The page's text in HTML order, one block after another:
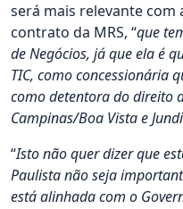
será mais relevante com
contrato da MRS, “que
de Negócios, já que ela é
TIC, como concessionária
como detentora do direito
Campinas/Boa Vista e
“Isto não quer dizer que
Paulista não seja
está alinhada com o